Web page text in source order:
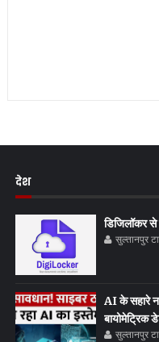
देश
डिजिलॉकर
सुल्तानपुर
AI के सहारे
बायोमेट्रिक
सुल्तानपुर